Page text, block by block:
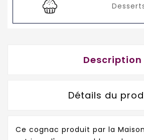
Description
Détails du
Ce cognac produit par la